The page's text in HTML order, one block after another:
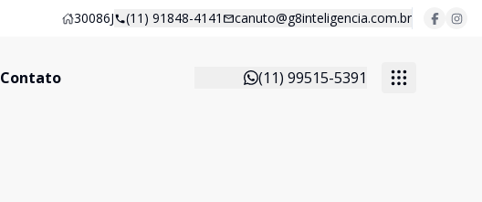
30086J (11) 91848-4141 canuto@g8inteligencia.com.br
Contato (11) 99515-5391